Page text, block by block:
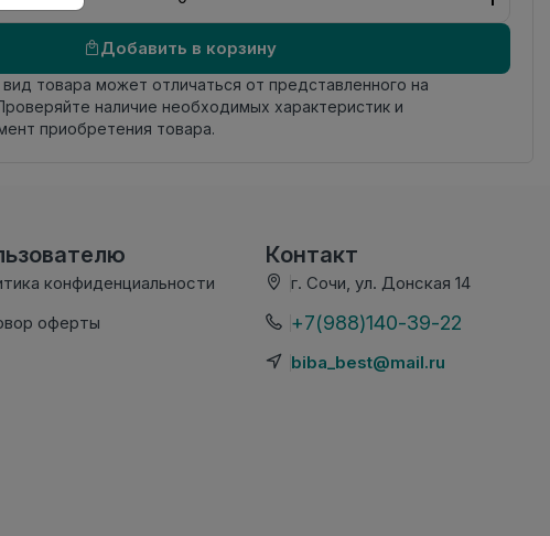
Добавить в корзину
товара может отличаться от представленного на
наличие необходимых характеристик и
приобретения товара.
конфиденциальности
оферты
Контакт
г. Сочи, ул. Донская 14
+7(988)140-39-22
biba_best@mail.ru